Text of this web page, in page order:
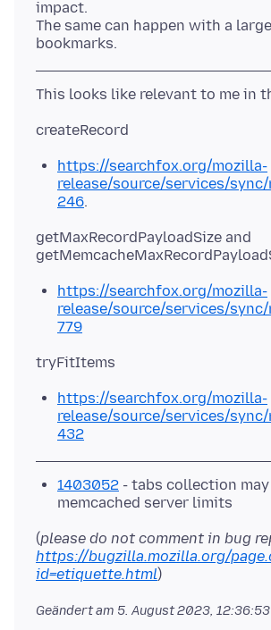
impact.
The same can happen with a
https://searchfox.org/mozilla-
release/source/services/
246.
getMaxRecordPayloadSize and
https://searchfox.org/mozilla-
release/source/services/
779
https://searchfox.org/mozilla-
release/source/services/
432
1403052 - tabs collection may
memcached server limits
(please do not comment in bug
https://bugzilla.mozilla.org/
id=etiquette.html
Geändert am 5. August 2023,